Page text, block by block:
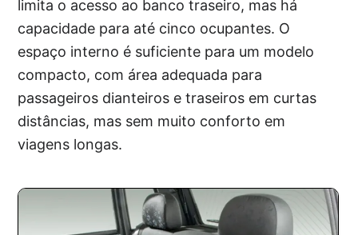
limita o acesso ao banco traseiro, mas há
capacidade para até cinco ocupantes. O
espaço interno é suficiente para um modelo
compacto, com área adequada para
passageiros dianteiros e traseiros em curtas
distâncias, mas sem muito conforto em
viagens longas.